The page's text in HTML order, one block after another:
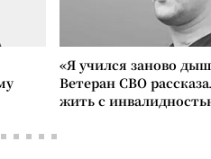
«Я учился заново
Ветеран СВО
жить с